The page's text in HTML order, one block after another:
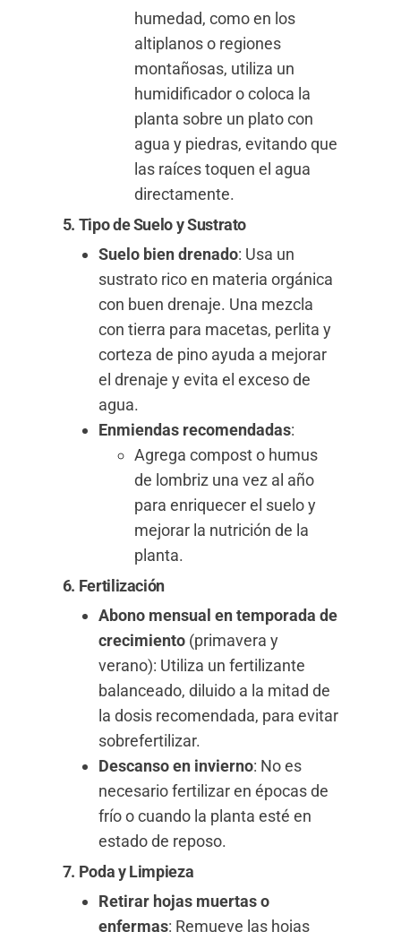
humedad, como en los
altiplanos o regiones
montañosas, utiliza un
humidificador o coloca la
planta sobre un plato con
agua y piedras, evitando que
las raíces toquen el agua
directamente.
5. Tipo de Suelo y Sustrato
Suelo bien drenado: Usa un
sustrato rico en materia orgánica
con buen drenaje. Una mezcla
con tierra para macetas, perlita y
corteza de pino ayuda a mejorar
el drenaje y evita el exceso de
agua.
Enmiendas recomendadas:
Agrega compost o humus
de lombriz una vez al año
para enriquecer el suelo y
mejorar la nutrición de la
planta.
6. Fertilización
Abono mensual en temporada de
crecimiento(primavera y
verano): Utiliza un fertilizante
balanceado, diluido a la mitad de
la dosis recomendada, para evitar
sobrefertilizar.
Descanso en invierno: No es
necesario fertilizar en épocas de
frío o cuando la planta esté en
estado de reposo.
7. Poda y Limpieza
Retirar hojas muertas o
enfermas: Remueve las hojas